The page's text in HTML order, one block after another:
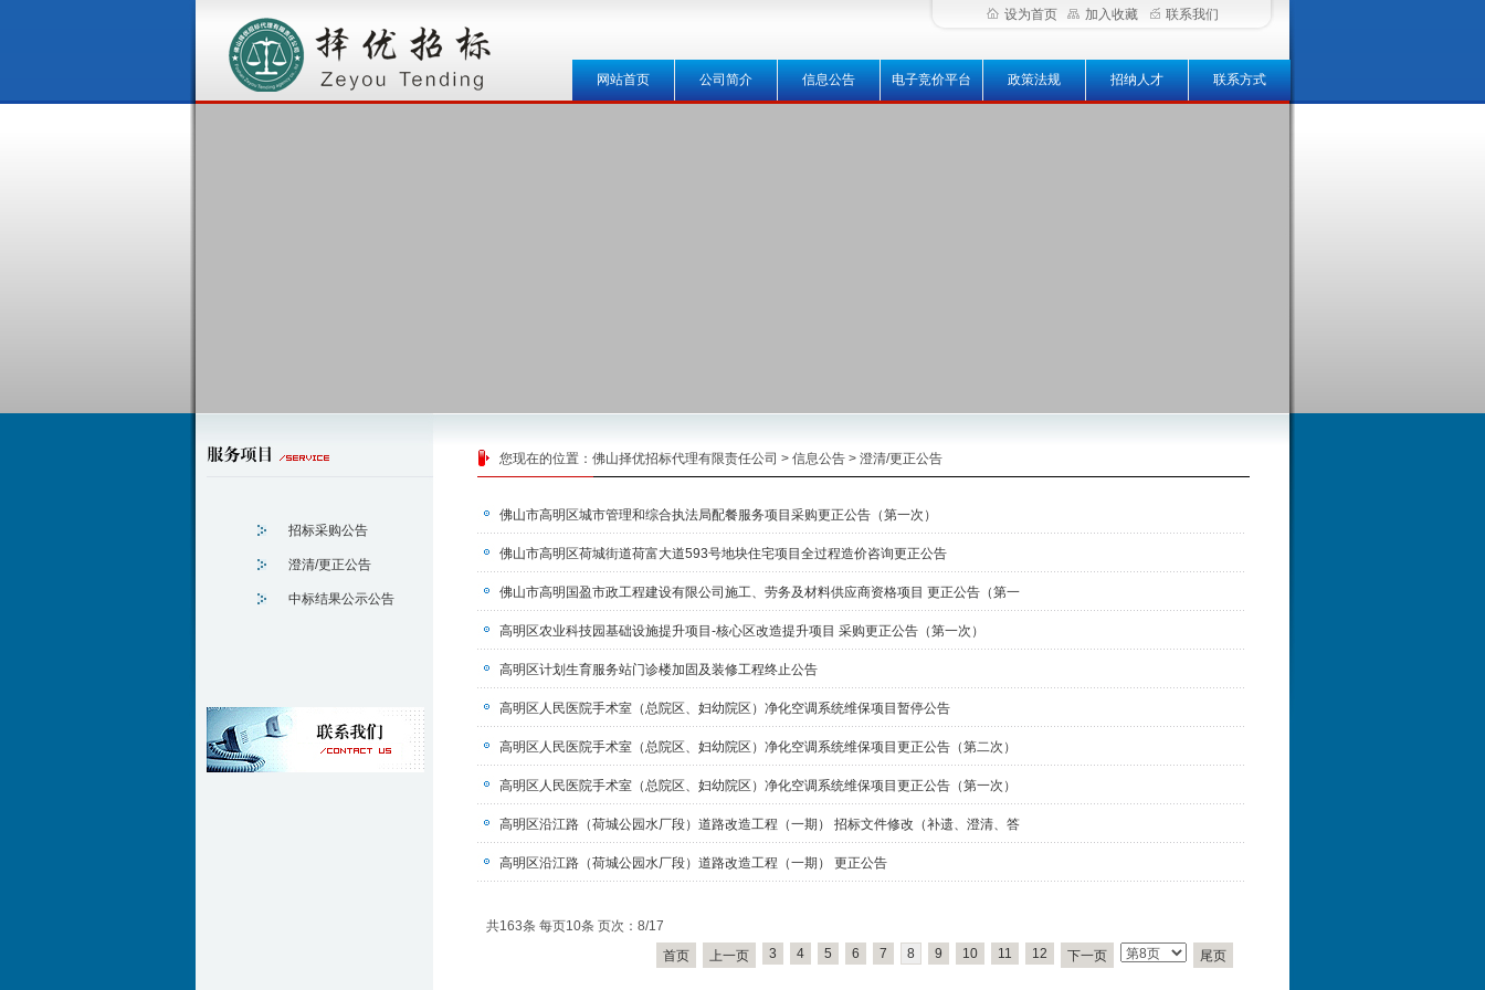
网站首页 公司简介 信息公告 电子竞价平台 政策法规 招纳人才 联系方式
设为首页 加入收藏 联系我们
佛山市高明区城市管理和综合执法局配餐服务项目采购更正公告（第一次）
佛山市高明区荷城街道荷富大道593号地块住宅项目全过程造价咨询更正公告
佛山市高明国盈市政工程建设有限公司施工、劳务及材料供应商资格项目 更正公告（第一
高明区农业科技园基础设施提升项目-核心区改造提升项目 采购更正公告（第一次）
高明区计划生育服务站门诊楼加固及装修工程终止公告
高明区人民医院手术室（总院区、妇幼院区）净化空调系统维保项目暂停公告
高明区人民医院手术室（总院区、妇幼院区）净化空调系统维保项目更正公告（第二次）
高明区人民医院手术室（总院区、妇幼院区）净化空调系统维保项目更正公告（第一次）
高明区沿江路（荷城公园水厂段）道路改造工程（一期） 招标文件修改（补遗、澄清、答
高明区沿江路（荷城公园水厂段）道路改造工程（一期） 更正公告
共163条 每页10条 页次：8/17
首页
上一页 3 4 5 6 7 8 9 10 11 12 下一页 尾页
您现在的位置： 佛山择优招标代理有限责任公司 > 信息公告 > 澄清/更正公告
招标采购公告
澄清/更正公告
中标结果公示公告